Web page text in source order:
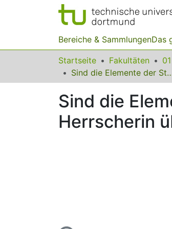
Bereiche & SammlungenDas
Startseite Fakultäten
Sind die Elemente der Stellenwerttafel Ziffern oder
Sind die
Herrscherin